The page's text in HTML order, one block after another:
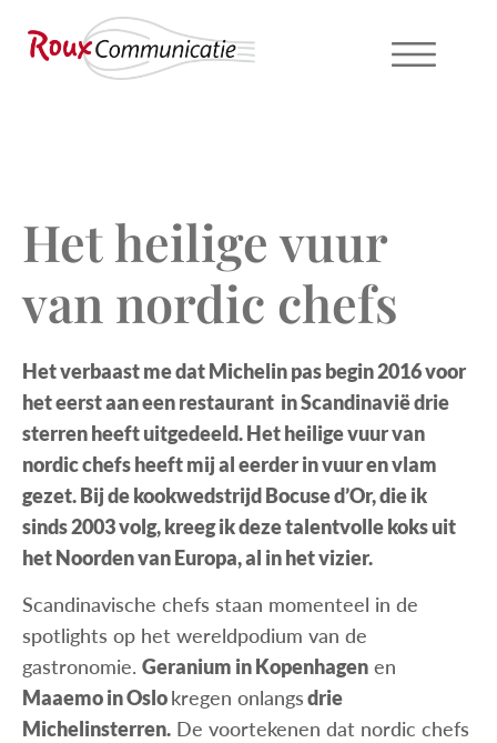
Het heilige vuur
van nordic chefs
Het verbaast me dat Michelin pas begin 2016 voor
het eerst aan een restaurant in Scandinavië drie
sterren heeft uitgedeeld. Het heilige vuur van
nordic chefs heeft mij al eerder in vuur en vlam
gezet. Bij de kookwedstrijd Bocuse d’Or, die ik
sinds 2003 volg, kreeg ik deze talentvolle koks uit
het Noorden van Europa, al in het vizier.
Scandinavische chefs staan momenteel in de
spotlights op het wereldpodium van de
gastronomie. Geranium in Kopenhagen en
Maaemo in Oslokregen onlangsdrie
Michelinsterren. De voortekenen dat nordic chefs